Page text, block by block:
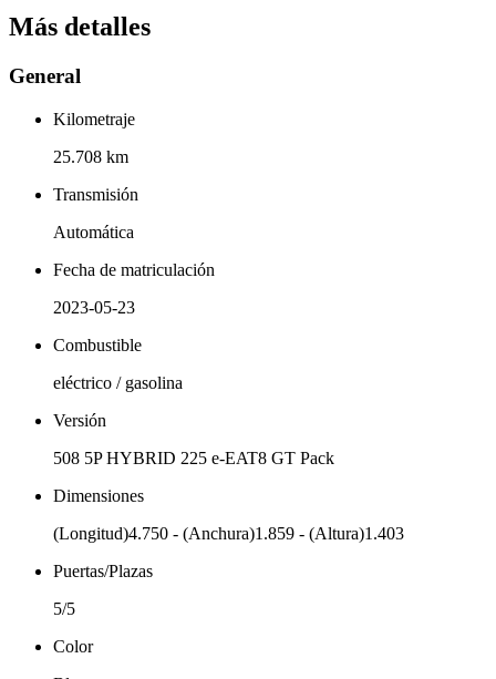
Más detalles
General
Kilometraje
25.708 km
Transmisión
Automática
Fecha de matriculación
2023-05-23
Combustible
eléctrico / gasolina
Versión
508 5P HYBRID 225 e-EAT8 GT Pack
Dimensiones
(Longitud)4.750 - (Anchura)1.859 - (Altura)1.403
Puertas/Plazas
5/5
Color